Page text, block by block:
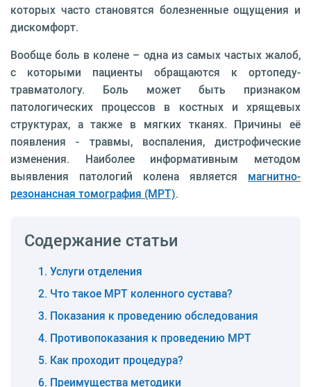
которых часто становятся болезненные ощущения и
дискомфорт.
Вообще боль в колене – одна из самых частых жалоб,
с которыми пациенты обращаются к ортопеду-
травматологу. Боль может быть признаком
патологических процессов в костных и хрящевых
структурах, а также в мягких тканях. Причины её
появления - травмы, воспаления, дистрофические
изменения. Наиболее информативным методом
выявления патологий колена является магнитно-
резонансная томография (МРТ).
Содержание статьи
Услуги отделения
Что такое МРТ коленного сустава?
Показания к проведению обследования
Противопоказания к проведению МРТ
Как проходит процедура?
Преимущества методики